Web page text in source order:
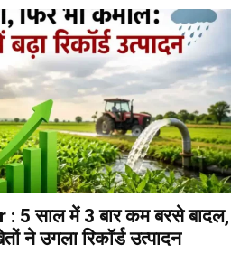
5 साल में 3 बार कम बरसे बादल,
ने उगला रिकॉर्ड उत्पादन